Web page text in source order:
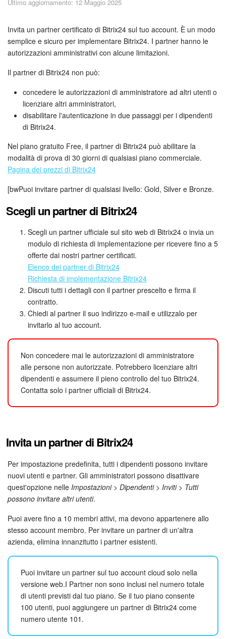
Piani e pagamento
Sicurezza in Bitrix24
Come iniziare?
CoPilot: IA in Bitrix24
Feed
Messenger
Collab
Calendario
Webmail
Gruppi di lavoro
Incarichi e progetti
Progetti IA
CRM
Prenotazione online
Contact Center
Generatore BI
Bitrix24 Market
Siti e store
Online store
Dipendenti
Knowledge base
Firma elettronica
Firma elettronica per HR
Ultimo aggiornamento: 12 Maggio 2025
Invita un partner certificato di Bitrix24 sul tuo account. È un modo
semplice e sicuro per implementare Bitrix24. I partner hanno le
autorizzazioni amministrativi con alcune limitazioni.
Il partner di Bitrix24 non può:
concedere le autorizzazioni di amministratore ad altri utenti o
licenziare altri amministratori,
disabilitare l'autenticazione in due passaggi per i dipendenti
di Bitrix24.
Nel piano gratuito Free, il partner di Bitrix24 può abilitare la
modalità di prova di 30 giorni di qualsiasi piano commerciale.
Pagina dei prezzi di Bitrix24
[bwPuoi invitare partner di qualsiasi livello: Gold, Silver e Bronze.
Scegli un partner di Bitrix24
Scegli un partner ufficiale sul sito web di Bitrix24 o invia un
modulo di richiesta di implementazione per ricevere fino a 5
offerte dai nostri partner certificati.
Elenco dei partner di Bitrix24
Richiesta di implementazione Bitrix24
Discuti tutti i dettagli con il partner prescelto e firma il
contratto.
Chiedi al partner il suo indirizzo e-mail e utilizzalo per
invitarlo al tuo account.
Non concedere mai le autorizzazioni di amministratore
alle persone non autorizzate. Potrebbero licenziare altri
dipendenti e assumere il pieno controllo del tuo Bitrix24.
Contatta solo i partner ufficiali di Bitrix24.
Invita un partner di Bitrix24
Per impostazione predefinita, tutti i dipendenti possono invitare
nuovi utenti e partner. Gli amministratori possono disattivare
quest'opzione nelle Impostazioni> Dipendenti> Inviti> Tutti
possono invitare altri utenti.
Puoi avere fino a 10 membri attivi, ma devono appartenere allo
stesso account membro. Per invitare un partner di un'altra
azienda, elimina innanzitutto i partner esistenti.
Puoi invitare un partner sul tuo account cloud solo nella
versione web.I Partner non sono inclusi nel numero totale
di utenti previsti dal tuo piano. Se il tuo piano consente
100 utenti, puoi aggiungere un partner di Bitrix24 come
numero utente 101.